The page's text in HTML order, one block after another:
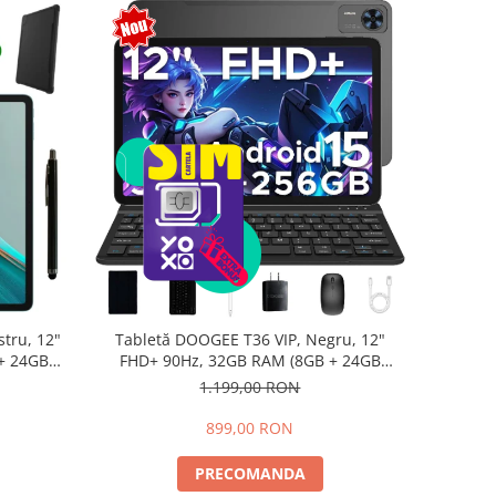
12"
24GB
Tabletă DOOGEE T36 VIP, Negru, 12"
FHD+ 90Hz, 32GB RAM (8GB + 24GB
extensibili), 256GB, Android 15,
1.199,00 RON
899,00 RON
PRECOMANDA